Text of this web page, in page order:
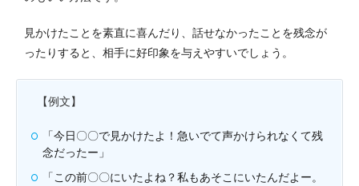
見かけたことを素直に喜んだり、話せなかったことを残念が
ったりすると、相手に好印象を与えやすいでしょう。
【例文】
「今日〇〇で見かけたよ！急いでて声かけられなくて残
念だったー」
「この前〇〇にいたよね？私もあそこにいたんだよー。